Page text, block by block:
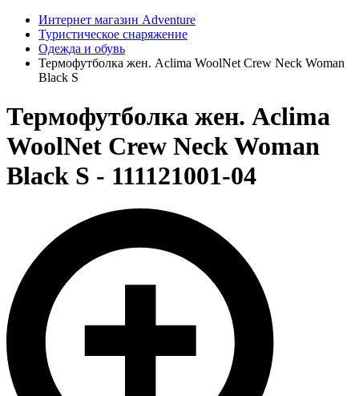
Интернет магазин Adventure
Туристическое снаряжение
Одежда и обувь
Термофутболка жен. Aclima WoolNet Crew Neck Woman
Black S
Термофутболка жен. Aclima
WoolNet Crew Neck Woman
Black S - 111121001-04